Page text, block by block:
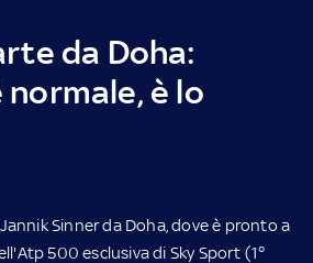
da Doha:
normale, è lo
Sinner da Doha, dove è pronto a
500 esclusiva di Sky Sport (1°